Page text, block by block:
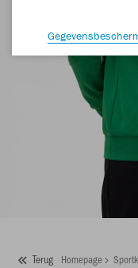
Terug Homepage